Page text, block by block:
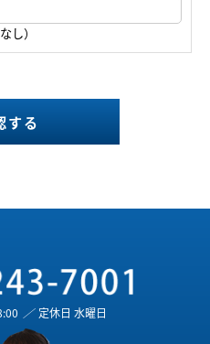
し）
する
／ 定休日 水曜日